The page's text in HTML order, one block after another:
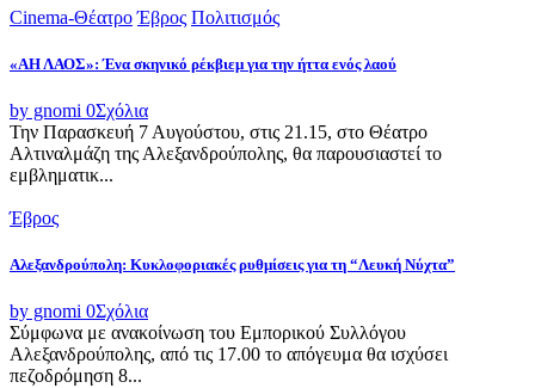
Cinema-Θέατρο Έβρος Πολιτισμός
«ΑΗ ΛΑΟΣ»: Ένα σκηνικό ρέκβιεμ για την ήττα ενός λαού
by gnomi 0Σχόλια
Την Παρασκευή 7 Αυγούστου, στις 21.15, στο Θέατρο
Αλτιναλμάζη της Αλεξανδρούπολης, θα παρουσιαστεί το
εμβληματικ...
Έβρος
Αλεξανδρούπολη: Κυκλοφοριακές ρυθμίσεις για τη “Λευκή Νύχτα”
by gnomi 0Σχόλια
Σύμφωνα με ανακοίνωση του Εμπορικού Συλλόγου
Αλεξανδρούπολης, από τις 17.00 το απόγευμα θα ισχύσει
πεζοδρόμηση 8...